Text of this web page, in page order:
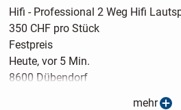
Hifi - Professional 2 Weg Hifi
350 CHF pro Stück
Festpreis
Heute, vor 5 Min.
8600 Dübendorf
mehr